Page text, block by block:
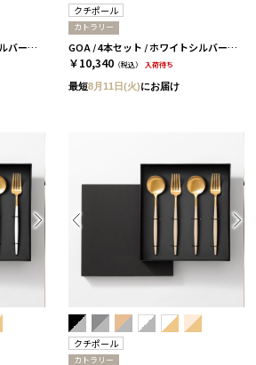
GOA / 4本セット / ベージュシルバー［クチポール］
クチポール
カトラリー
GOA / 4本セット / ホワイトシルバー［クチポール］
￥10,340 （税込） 入荷待ち
最短8月11日(火)にお届け
クチポール
カトラリー